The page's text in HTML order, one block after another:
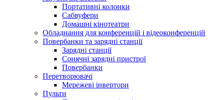
Портативні колонки
Сабвуфери
Домашні кінотеатри
Обладнання для конференцій і відеоконференцій
Повербанки та зарядні станції
Зарядні станції
Сонячні зарядні пристрої
Повербанки
Перетворювачі
Мережеві інвертори
Пульти